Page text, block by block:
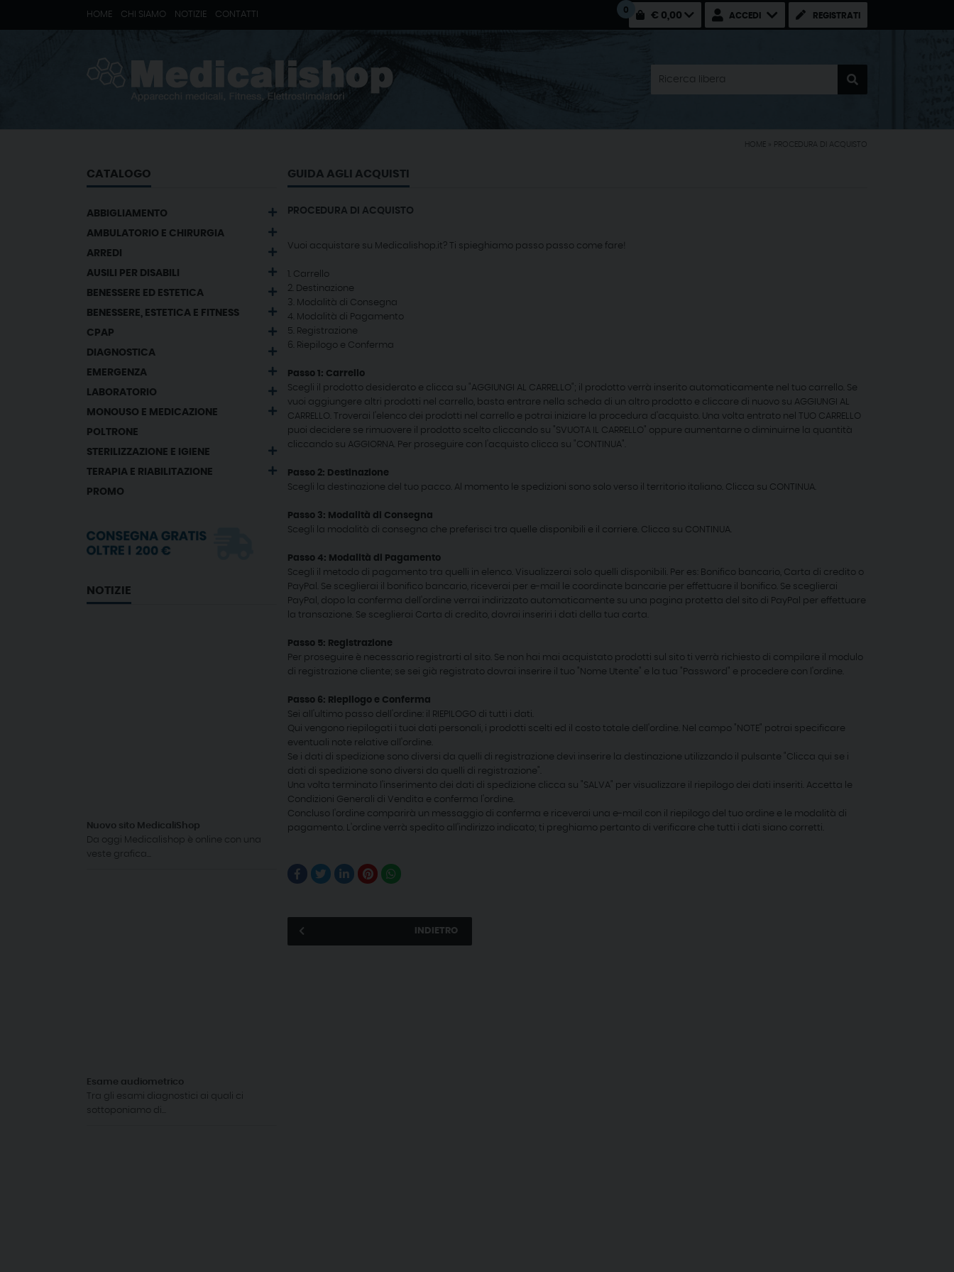
HOME CHI SIAMO NOTIZIE CONTATTI REGISTRATI
ACCEDI
0
€ 0,00
HOME » PROCEDURA DI ACQUISTO
CATALOGO
ABBIGLIAMENTO
AMBULATORIO E CHIRURGIA
ARREDI
AUSILI PER DISABILI
BENESSERE ED ESTETICA
BENESSERE, ESTETICA E FITNESS
CPAP
DIAGNOSTICA
EMERGENZA
LABORATORIO
MONOUSO E MEDICAZIONE
POLTRONE
STERILIZZAZIONE E IGIENE
TERAPIA E RIABILITAZIONE
PROMO
NOTIZIE
Nuovo sito MedicaliShop
Da oggi Medicalishop è online con una
veste grafica...
Esame audiometrico
Tra gli esami diagnostici ai quali ci
sottoponiamo di...
GUIDA AGLI ACQUISTI
PROCEDURA DI ACQUISTO
Vuoi acquistare su Medicalishop.it? Ti spieghiamo passo passo come fare!
1. Carrello
2. Destinazione
3. Modalità di Consegna
4. Modalità di Pagamento
5. Registrazione
6. Riepilogo e Conferma
Passo 1: Carrello
Scegli il prodotto desiderato e clicca su "AGGIUNGI AL CARRELLO"; il prodotto verrà inserito automaticamente nel tuo carrello. Se
vuoi aggiungere altri prodotti nel carrello, basta entrare nella scheda di un altro prodotto e cliccare di nuovo su AGGIUNGI AL
CARRELLO. Troverai l'elenco dei prodotti nel carrello e potrai iniziare la procedura d'acquisto. Una volta entrato nel TUO CARRELLO
puoi decidere se rimuovere il prodotto scelto cliccando su "SVUOTA IL CARRELLO" oppure aumentarne o diminuirne la quantità
cliccando su AGGIORNA. Per proseguire con l'acquisto clicca su "CONTINUA".
Passo 2: Destinazione
Scegli la destinazione del tuo pacco. Al momento le spedizioni sono solo verso il territorio italiano. Clicca su CONTINUA.
Passo 3: Modalità di Consegna
Scegli la modalità di consegna che preferisci tra quelle disponibili e il corriere. Clicca su CONTINUA.
Passo 4: Modalità di Pagamento
Scegli il metodo di pagamento tra quelli in elenco. Visualizzerai solo quelli disponibili. Per es: Bonifico bancario, Carta di credito o
PayPal. Se sceglierai il bonifico bancario, riceverai per e-mail le coordinate bancarie per effettuare il bonifico. Se sceglierai
PayPal, dopo la conferma dell'ordine verrai indirizzato automaticamente su una pagina protetta del sito di PayPal per effettuare
la transazione. Se sceglierai Carta di credito, dovrai inseriri i dati della tua carta.
Passo 5: Registrazione
Per proseguire è necessario registrarti al sito. Se non hai mai acquistato prodotti sul sito ti verrà richiesto di compilare il modulo
di registrazione cliente; se sei già registrato dovrai inserire il tuo "Nome Utente" e la tua "Password" e procedere con l'ordine.
Passo 6: Riepilogo e Conferma
Sei all'ultimo passo dell'ordine: il RIEPILOGO di tutti i dati.
Qui vengono riepilogati i tuoi dati personali, i prodotti scelti ed il costo totale dell'ordine. Nel campo "NOTE" potrai specificare
eventuali note relative all'ordine.
Se i dati di spedizione sono diversi da quelli di registrazione devi inserire la destinazione utilizzando il pulsante "Clicca qui se i
dati di spedizione sono diversi da quelli di registrazione".
Una volta terminato l'inserimento dei dati di spedizione clicca su "SALVA" per visualizzare il riepilogo dei dati inseriti. Accetta le
Condizioni Generali di Vendita e conferma l'ordine.
Concluso l'ordine comparirà un messaggio di conferma e riceverai una e-mail con il riepilogo del tuo ordine e le modalità di
pagamento. L'ordine verrà spedito all'indirizzo indicato; ti preghiamo pertanto di verificare che tutti i dati siano corretti.
INDIETRO